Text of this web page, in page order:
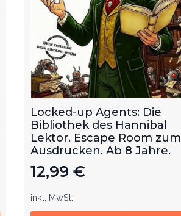
Locked-up Agents: Die
Bibliothek des Hannibal
Lektor. Escape Room zum
Ausdrucken. Ab 8 Jahre.
12,99 €
inkl. MwSt.